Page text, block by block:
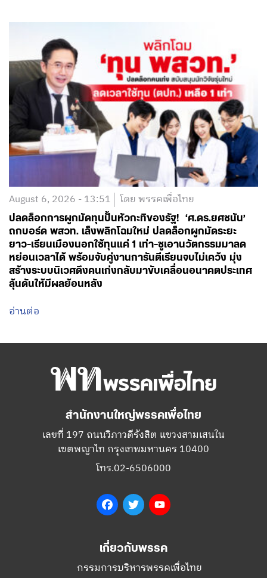
August 6, 2026 - 13:51 โดย พรรคเพื่อไทย
ปลดล็อกการผูกมัดทุนปั้นหัวกะทิของรัฐ! ‘ศ.ดร.ยศชนัน’
ถกบอร์ด พสวท. เล็งพลิกโฉมใหม่ ปลดล็อกผูกมัดระยะ
ยาว-เรียนเมืองนอกใช้ทุนแค่ 1 เท่า-ชูเอานวัตกรรมมาลด
หย่อนเวลาได้ พร้อมจับคู่งานการันตีเรียนจบไม่เคว้ง มุ่ง
สร้างระบบนิเวศดึงคนเก่งกลับมาขับเคลื่อนอนาคตประเทศ
ลุ้นดันให้มีผลย้อนหลัง
อ่านต่อ
สำนักงานใหญ่พรรคเพื่อไทย
เลขที่ 197 ถนนวิภาวดีรังสิต แขวงสามเสนใน
เขตพญาไท กรุงเทพมหานคร 10400
โทร.02-6506000
FacebookTwitter
เกี่ยวกับพรรค
กรรมการบริหารพรรคเพื่อไทย